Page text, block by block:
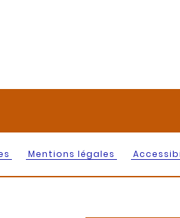
Mentions légales